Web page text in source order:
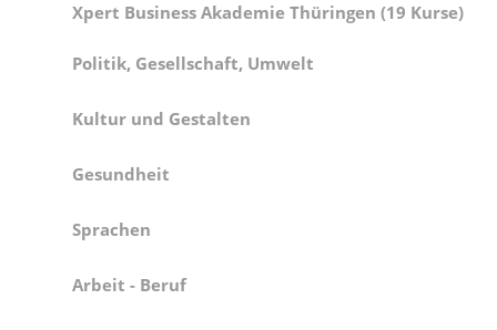
Xpert Business Akademie Thüringen (19 Kurse)
Politik, Gesellschaft, Umwelt
Kultur und Gestalten
Gesundheit
Sprachen
Arbeit - Beruf